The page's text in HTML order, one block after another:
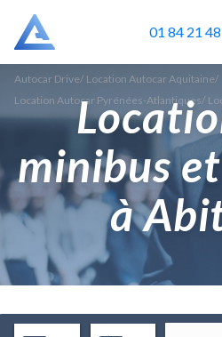
01 84 21
Autocar Drive/ Location Autocar Aquitaine/
Location Autocar Pyrénées-Atlantiques/
minibus
à